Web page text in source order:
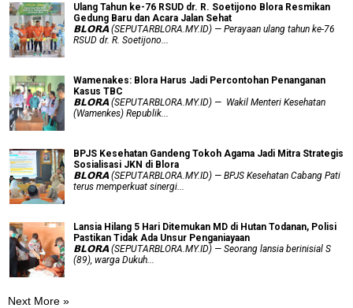
Ulang Tahun ke-76 RSUD dr. R. Soetijono Blora Resmikan
Gedung Baru dan Acara Jalan Sehat
𝗕𝗟𝗢𝗥𝗔 (SEPUTARBLORA.MY.ID) — Perayaan ulang tahun ke-76
RSUD dr. R. Soetijono...
Wamenakes: Blora Harus Jadi Percontohan Penanganan
Kasus TBC
𝗕𝗟𝗢𝗥𝗔 (SEPUTARBLORA.MY.ID) — Wakil Menteri Kesehatan
(Wamenkes) Republik...
BPJS Kesehatan Gandeng Tokoh Agama Jadi Mitra Strategis
Sosialisasi JKN di Blora
𝗕𝗟𝗢𝗥𝗔 (SEPUTARBLORA.MY.ID) — BPJS Kesehatan Cabang Pati
terus memperkuat sinergi...
Lansia Hilang 5 Hari Ditemukan MD di Hutan Todanan, Polisi
Pastikan Tidak Ada Unsur Penganiayaan
𝗕𝗟𝗢𝗥𝗔 (SEPUTARBLORA.MY.ID) — Seorang lansia berinisial S
(89), warga Dukuh...
Next More »